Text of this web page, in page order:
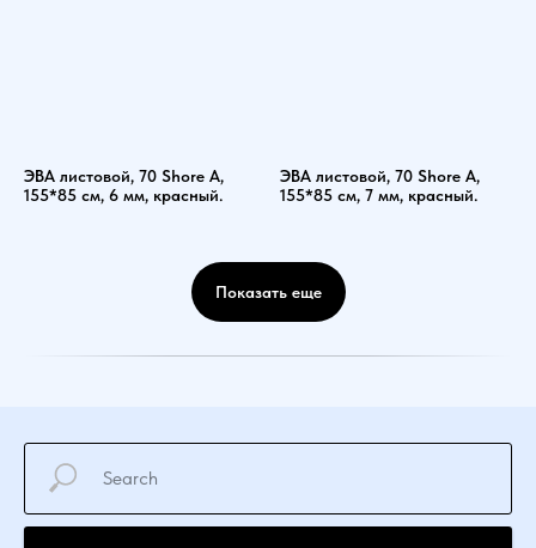
ЭВА листовой, 70 Shore A,
155*85 см, 6 мм, красный.
ЭВА листовой, 70 Shore A,
155*85 см, 7 мм, красный.
Показать еще